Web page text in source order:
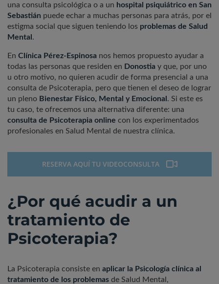
una consulta psicológica o a un hospital psiquiátrico en San
Sebastián puede echar a muchas personas para atrás, por el
estigma social que siguen teniendo los problemas de Salud
Mental .
En Clínica Pérez-Espinosa nos hemos propuesto ayudar a
todas las personas que residen en Donostia y que, por uno
u otro motivo, no quieren acudir de forma presencial a una
consulta de Psicoterapia, pero que tienen el deseo de lograr
un pleno Bienestar Físico, Mental y Emocional . Si este es
tu caso, te ofrecemos una alternativa diferente: una
consulta de Psicoterapia online con los experimentados
profesionales en Salud Mental de nuestra clínica.
RESERVA AQUÍ TU VIDEOCONSULTA
¿Por qué acudir a un
tratamiento de
Psicoterapia?
La Psicoterapia consiste en aplicar la Psicología clínica al
tratamiento de los problemas de Salud Mental,